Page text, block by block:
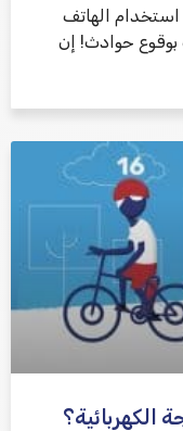
استخدام الهاتف
بوقوع حوادث! إن
الكهربائية؟